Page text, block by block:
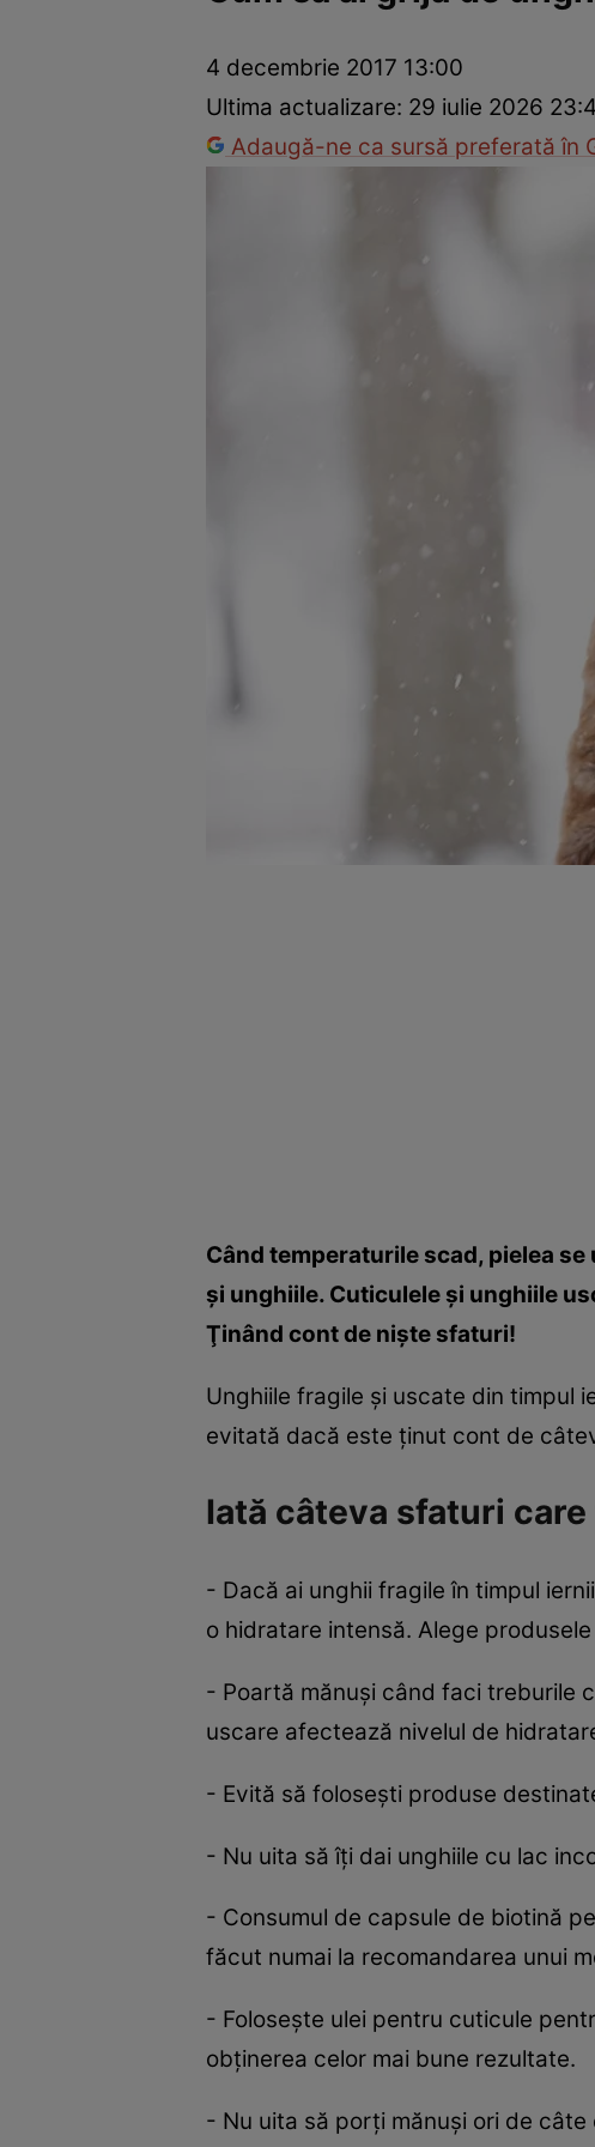
Vedete internaționaleVedete româneștiInterviurile Click!
4 decembrie 2017 13:00
Ultima actualizare: 29 iulie 2026
Adaugă-ne ca sursă preferată în
Când temperaturile scad, pielea
şi unghiile. Cuticulele şi unghiile
Ţinând cont de nişte sfaturi!
Unghiile fragile şi uscate din timpul
evitată dacă este ţinut cont de
Iată câteva sfaturi
- Dacă ai unghii fragile în timpul
o hidratare intensă. Alege
- Poartă mănuşi când faci treburile
uscare afectează nivelul de
- Evită să foloseşti produse
- Nu uita să îţi dai unghiile cu lac
- Consumul de capsule de biotină
făcut numai la recomandarea unui
- Foloseşte ulei pentru cuticule
obţinerea celor mai bune rezultate.
- Nu uita să porţi mănuşi ori de